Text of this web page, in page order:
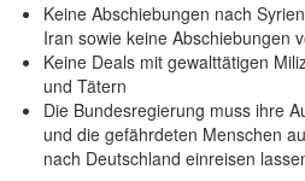
Keine Abschiebungen nach
Iran sowie keine Abschiebungen
Keine Deals mit gewalttätigen
und Tätern
Die Bundesregierung muss ihre
und die gefährdeten Menschen
nach Deutschland einreisen